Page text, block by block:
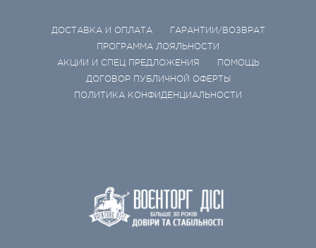
ДОСТАВКА И ОПЛАТА
ГАРАНТИИ/ВОЗВРАТ
ПРОГРАММА ЛОЯЛЬНОСТИ
АКЦИИ И СПЕЦ ПРЕДЛОЖЕНИЯ
ПОМОЩЬ
ДОГОВОР ПУБЛИЧНОЙ ОФЕРТЫ
ПОЛИТИКА КОНФИДЕНЦИАЛЬНОСТИ